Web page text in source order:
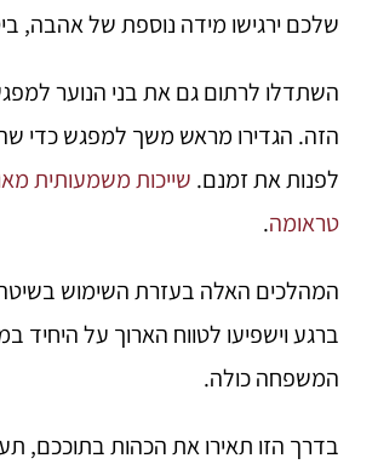
שלכם ירגישו מידה נוספת של אהבה,
השתדלו לרתום גם את בני הנוער
הזה. הגדירו מראש משך למפגש כדי
לפנות את זמנם. שייכות משמעותית
טראומה.
המהלכים האלה בעזרת השימוש
ברגע וישפיעו לטווח הארוך על היחיד
המשפחה כולה.
בדרך הזו תאירו את הכהות בתוככם,